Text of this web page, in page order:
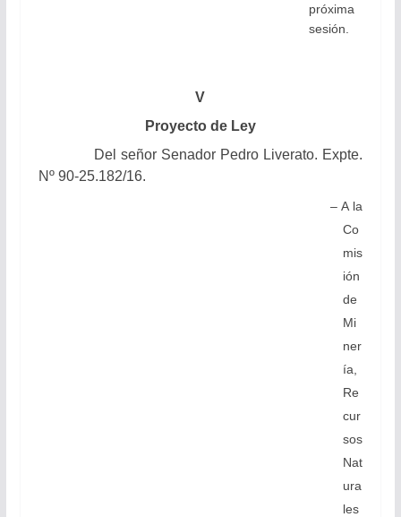
próxima
sesión.
V
Proyecto de Ley
Del señor Senador Pedro Liverato. Expte.
Nº 90-25.182/16.
– A la
Co
mis
ión
de
Mi
ner
ía,
Re
cur
sos
Nat
ura
les